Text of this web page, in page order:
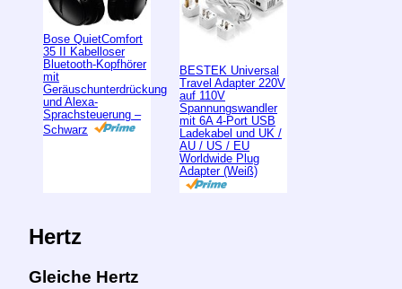
Bose QuietComfort
35 II Kabelloser
Bluetooth-Kopfhörer
mit
Geräuschunterdrückung
und Alexa-
Sprachsteuerung –
Schwarz
BESTEK Universal
Travel Adapter 220V
auf 110V
Spannungswandler
mit 6A 4-Port USB
Ladekabel und UK /
AU / US / EU
Worldwide Plug
Adapter (Weiß)
Hertz
Gleiche Hertz